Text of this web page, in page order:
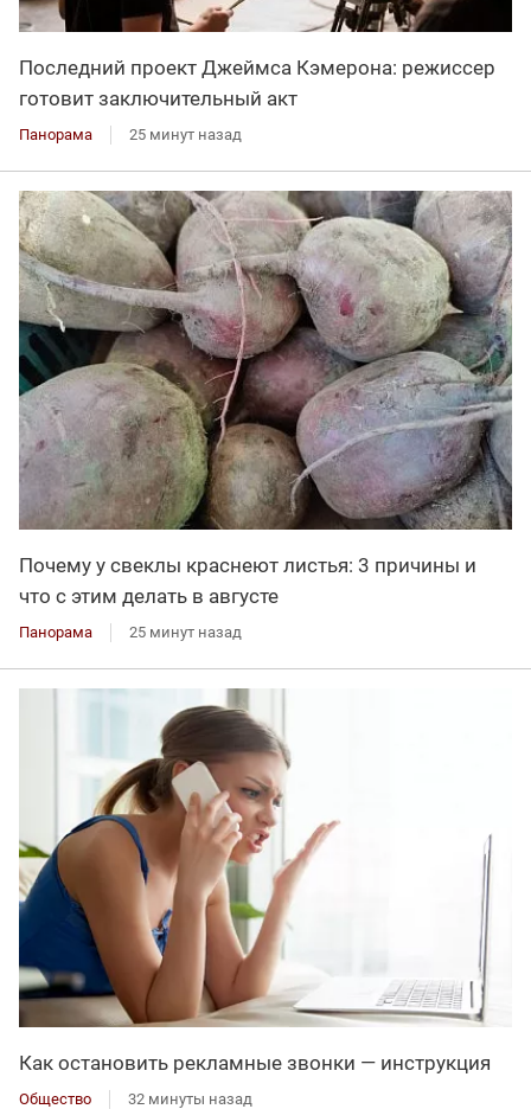
Последний проект Джеймса Кэмерона: режиссер
готовит заключительный акт
Панорама 25 минут назад
Почему у свеклы краснеют листья: 3 причины и
что с этим делать в августе
Панорама 25 минут назад
Как остановить рекламные звонки — инструкция
Общество 32 минуты назад